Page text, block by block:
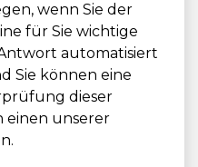
wenn Sie der
für Sie wichtige
automatisiert
Sie können eine
dieser
einen unserer